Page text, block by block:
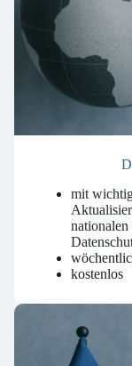
mit
nationalen